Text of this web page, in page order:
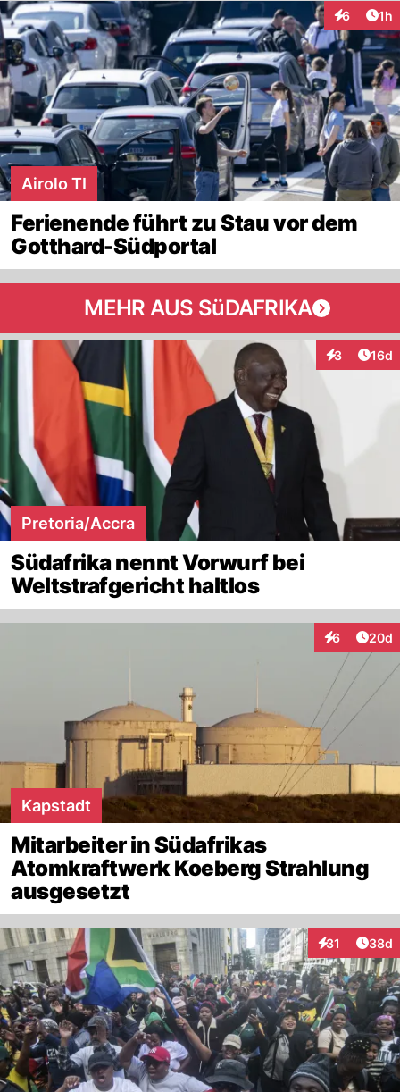
6 1h
Airolo TI
Ferienende führt zu Stau vor dem
Gotthard-Südportal
MEHR AUS SüDAFRIKA
3
Interaktionen
16d
Pretoria/Accra
Südafrika nennt Vorwurf bei
Weltstrafgericht haltlos
6
Interaktionen
20d
Kapstadt
Mitarbeiter in Südafrikas
Atomkraftwerk Koeberg Strahlung
ausgesetzt
31
Interaktionen
38d